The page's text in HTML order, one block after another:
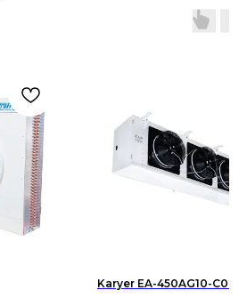
Karyer EA-450AG10-C02